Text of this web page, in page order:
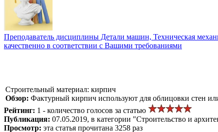
Преподаватель дисциплины Детали машин, Техническая
качественно в соответствии с Вашими требованиями
Строительный материал: кирпич
Обзор: Фактурный кирпич используют для облицовки стен
Рейтинг: 1 - количество голосов за статью
Публикация: 07.05.2019, в категории "Строительство и
Просмотр: эта статья прочитана 3258 раз